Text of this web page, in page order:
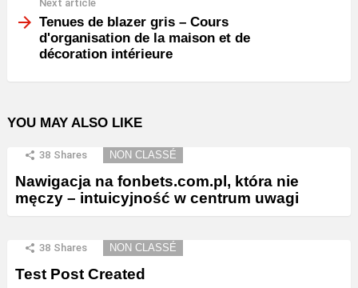
Next article
Tenues de blazer gris – Cours
d'organisation de la maison et de
décoration intérieure
YOU MAY ALSO LIKE
38 Shares NON CLASSÉ
Nawigacja na fonbets.com.pl, która nie
męczy – intuicyjność w centrum uwagi
38 Shares NON CLASSÉ
Test Post Created